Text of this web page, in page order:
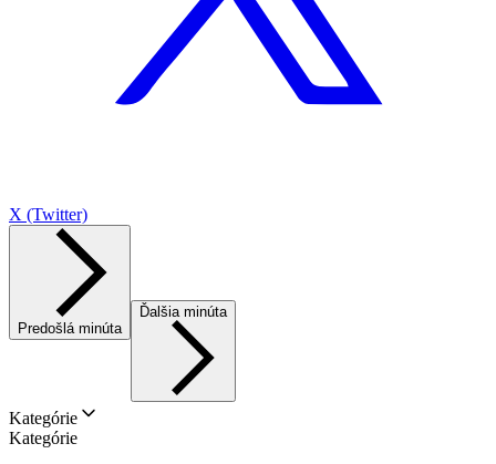
X (Twitter)
Predošlá minúta
Ďalšia minúta
Kategórie
Kategórie